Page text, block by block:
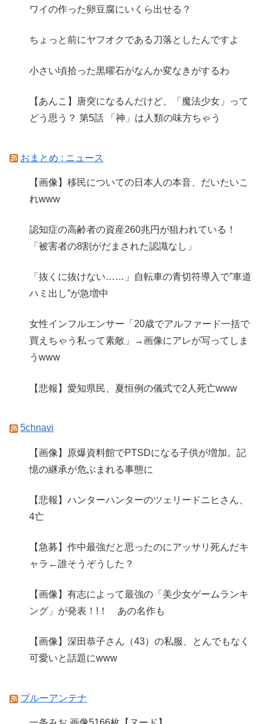
ワイの作った卵豆腐にいくら出せる？
ちょっと前にヤフオクである刀落としたんですよ
小さい頃拾った黒曜石がなんか変なきがするわ
【あんこ】唐突になるんだけど、「魔法少女」って
どう思う？ 第5話 「神」は人類の味方ちゃう
おまとめ : ニュース
【画像】移民についての日本人の本音、だいたいこ
れwww
認知症の高齢者の資産260兆円が狙われている！
「被害者の8割がだまされた認識なし」
「抜くに抜けない……」自転車の青切符導入で”車道
ハミ出し”が急増中
女性インフルエンサー「20歳でアルファード一括で
買えちゃう私って素敵」→画像にアレが写ってしま
うwww
【悲報】愛知県民、夏恒例の儀式で2人死亡www
5chnavi
【画像】原爆資料館でPTSDになる子供が増加。記
憶の継承が危ぶまれる事態に
【悲報】ハンターハンターのツェリードニヒさん、
4亡
【急募】作中最強だと思ったのにアッサリ死んだキ
ャラ←誰そうぞうした？
【画像】有志によって最強の「美少女ゲームランキ
ング」が発表！!！ あの名作も
【画像】深田恭子さん（43）の私服、とんでもなく
可愛いと話題にwww
ブルーアンテナ